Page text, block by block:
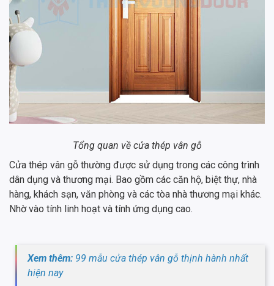
Tổng quan về cửa thép vân gỗ
Cửa thép vân gỗ thường được sử dụng trong các công trình
dân dụng và thương mại. Bao gồm các căn hộ, biệt thự, nhà
hàng, khách sạn, văn phòng và các tòa nhà thương mại khác.
Nhờ vào tính linh hoạt và tính ứng dụng cao.
Xem thêm: 99 mẫu cửa thép vân gỗ thịnh hành nhất
hiện nay